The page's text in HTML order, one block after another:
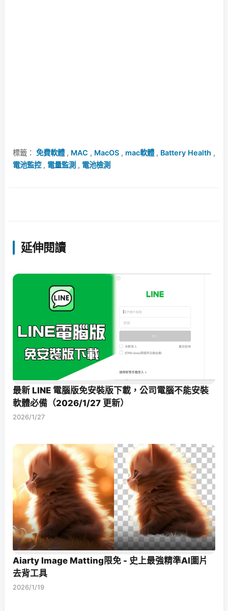
標籤： 免費軟體, MAC , MacOS , mac軟體, Battery Health ,
電池監控, 電量監測 , 電池檢測
延伸閱讀
最新 LINE 電腦版免安裝版下載，公司電腦不能安裝
軟體必備（2026/1/27 更新）
2026/1/27
Aiarty Image Matting限免 - 史上最強精準AI圖片
去背工具
2026/1/19